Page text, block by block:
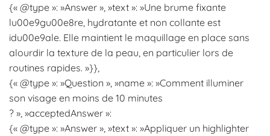
{« @type »: »Answer », »text »: »Une brume fixante
lu00e9gu00e8re, hydratante et non collante est
idu00e9ale. Elle maintient le maquillage en place sans
alourdir la texture de la peau, en particulier lors de
routines rapides. »}},
{« @type »: »Question », »name »: »Comment illuminer
son visage en moins de 10 minutes
? », »acceptedAnswer »:
{« @type »: »Answer », »text »: »Appliquer un highlighter